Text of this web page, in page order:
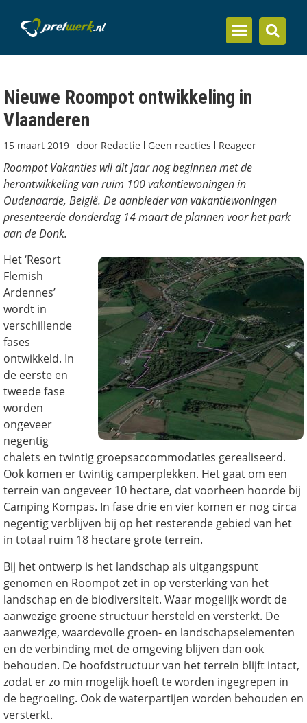
Nieuwe Roompot ontwikkeling in
Vlaanderen
15 maart 2019 door Redactie Geen reacties Reageer
Roompot Vakanties wil dit jaar nog beginnen met de
herontwikkeling van ruim 100 vakantiewoningen in
Oudenaarde, België. De aanbieder van vakantiewoningen
presenteerde donderdag 14 maart de plannen voor het park
aan de Donk.
Het ‘Resort
Flemish
Ardennes’
wordt in
verschillende
fases
ontwikkeld. In
de eerste en
tweede fase
worden
ongeveer
negentig
chalets en twintig groepsaccommodaties gerealiseerd.
Ook komen er twintig camperplekken. Het gaat om een
terrein van ongeveer 10 hectare, dat voorheen hoorde bij
Camping Kompas. In fase drie en vier komen er nog circa
negentig verblijven bij op het resterende gebied van het
in totaal ruim 18 hectare grote terrein.
Bij het ontwerp is het landschap als uitgangspunt
genomen en Roompot zet in op versterking van het
landschap en de biodiversiteit. Waar mogelijk wordt de
aanwezige groene structuur hersteld en versterkt. De
aanwezige, waardevolle groen- en landschapselementen
en de verbinding met de omgeving blijven dan ook
behouden. De hoofdstructuur van het terrein blijft intact,
zodat er zo min mogelijk hoeft te worden ingegrepen in
de begroeiing. Ook de waterpartijen worden behouden en
versterkt.